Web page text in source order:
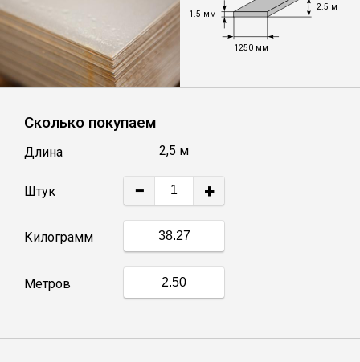
Швеллер
Катанка
Профлист
Винтовые сваи
1.5 мм
2.5 м
1250 мм
Сколько покупаем
Длина 2,5 м
Штук − +
Килограмм
Метров